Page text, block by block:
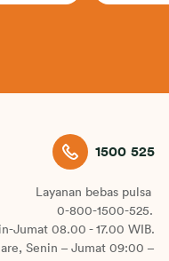
1500 525
Layanan bebas pulsa
0-800-1500-525.
Jumat 08.00 - 17.00 WIB.
Senin – Jumat 09:00 –